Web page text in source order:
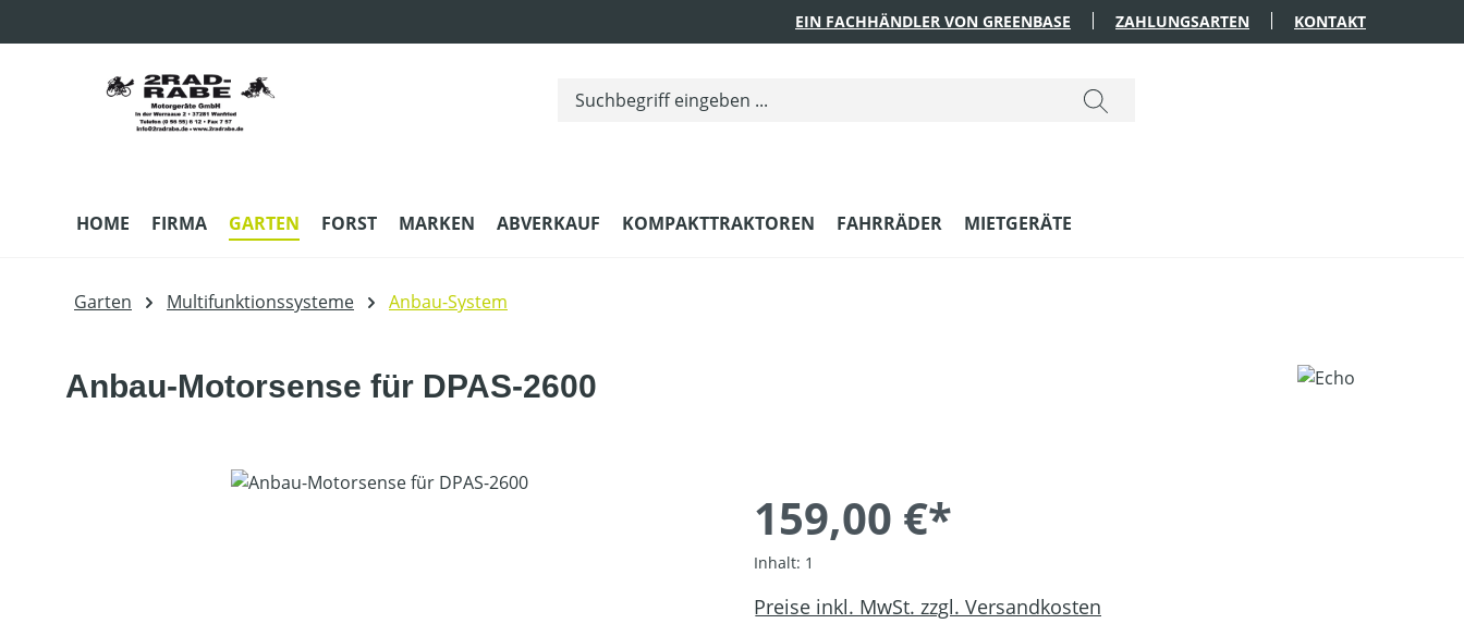
EIN FACHHÄNDLER VON GREENBASE ZAHLUNGSARTEN KONTAKT
HOME FIRMA GARTEN FORST MARKEN ABVERKAUF KOMPAKTTRAKTOREN FAHRRÄDER MIETGERÄTE
Garten Multifunktionssysteme Anbau-System
Anbau-Motorsense für DPAS-2600
Bildergalerie überspringen
159,00 €*
Inhalt: 1
Preise inkl. MwSt. zzgl. Versandkosten